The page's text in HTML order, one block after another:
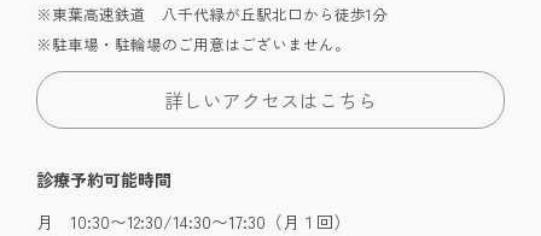
※東葉高速鉄道 八千代緑が丘駅北口から徒歩1分
※駐車場・駐輪場のご用意はございません。
詳しいアクセスはこちら
診療予約可能時間
月 10:30〜12:30/14:30〜17:30（月１回）